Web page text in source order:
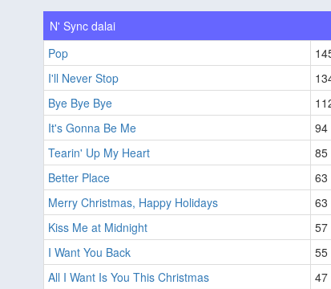
N' Sync dalai
Pop
I'll Never Stop
Bye Bye Bye
It's Gonna Be Me
94
Tearin' Up My Heart
85
Better Place
63
Merry Christmas, Happy Holidays
63
Kiss Me at Midnight
57
I Want You Back
55
All I Want Is You This Christmas
47